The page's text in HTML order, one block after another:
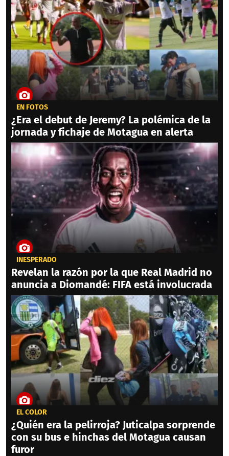
EN FOTOS
¿Era el debut de Jeremy? La polémica de la
jornada y fichaje de Motagua en alerta
INESPERADO
Revelan la razón por la que Real Madrid no
anuncia a Diomandé: FIFA está involucrada
EL COLOR
¿Quién era la pelirroja? Juticalpa sorprende
con su bus e hinchas del Motagua causan
furor